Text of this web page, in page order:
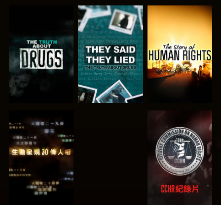
觀看 觀看
觀看 觀看